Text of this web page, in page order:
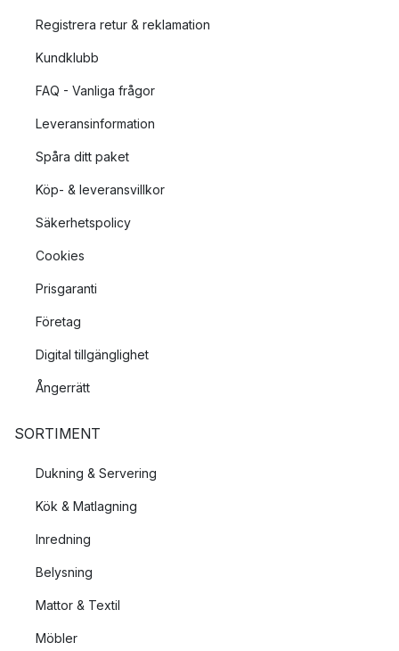
Registrera retur & reklamation
Kundklubb
FAQ - Vanliga frågor
Leveransinformation
Spåra ditt paket
Köp- & leveransvillkor
Säkerhetspolicy
Cookies
Prisgaranti
Företag
Digital tillgänglighet
Ångerrätt
SORTIMENT
Dukning & Servering
Kök & Matlagning
Inredning
Belysning
Mattor & Textil
Möbler